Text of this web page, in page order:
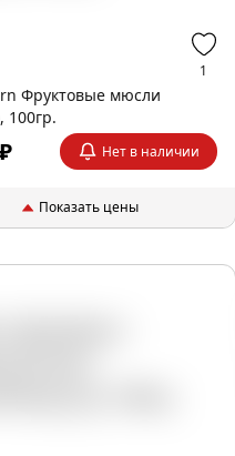
1
Фруктовые мюсли
100гр.
Нет в наличии
Показать цены